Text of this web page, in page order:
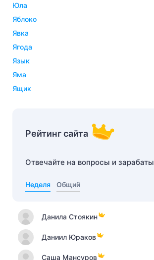
юла
яблоко
явка
ягода
язык
яма
ящик
Рейтинг сайта
Отвечайте на вопросы и
Неделя Общий
Данила Стоякин
Даниил Юраков
Саша Мансуров